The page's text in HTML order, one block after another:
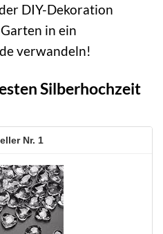
DIY-Dekoration
in ein
verwandeln!
Silberhochzeit
1